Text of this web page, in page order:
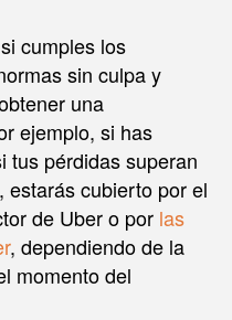
cumples los
sin culpa y
una
ejemplo, si has
tus pérdidas superan
estarás cubierto por el
de Uber o por las
, dependiendo de la
momento del